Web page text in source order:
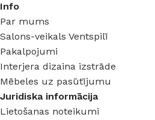
Info
Par mums
Salons-veikals Ventspilī
Pakalpojumi
Interjera dizaina izstrāde
Mēbeles uz pasūtījumu
Juridiska informācija
Lietošanas noteikumi